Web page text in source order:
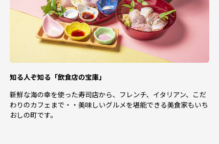
知る人ぞ知る「飲食店の宝庫」
新鮮な海の幸を使った寿司店から、フレンチ、イタリアン、こだ
わりのカフェまで・・美味しいグルメを堪能できる美食家もいち
おしの町です。